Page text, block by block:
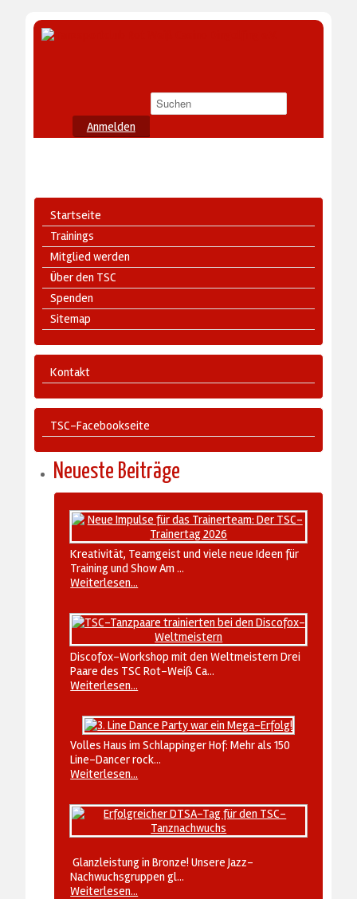
Anmelden
Startseite
Trainings
Mitglied werden
Über den TSC
Spenden
Sitemap
Kontakt
TSC-Facebookseite
Neueste Beiträge
Kreativität, Teamgeist und viele neue Ideen für
Training und Show Am ...
Weiterlesen...
Discofox-Workshop mit den Weltmeistern Drei
Paare des TSC Rot-Weiß Ca...
Weiterlesen...
Volles Haus im Schlappinger Hof: Mehr als 150
Line-Dancer rock...
Weiterlesen...
Glanzleistung in Bronze! Unsere Jazz-
Nachwuchsgruppen gl...
Weiterlesen...